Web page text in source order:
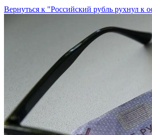
Вернуться к "Российский рубль рухнул к